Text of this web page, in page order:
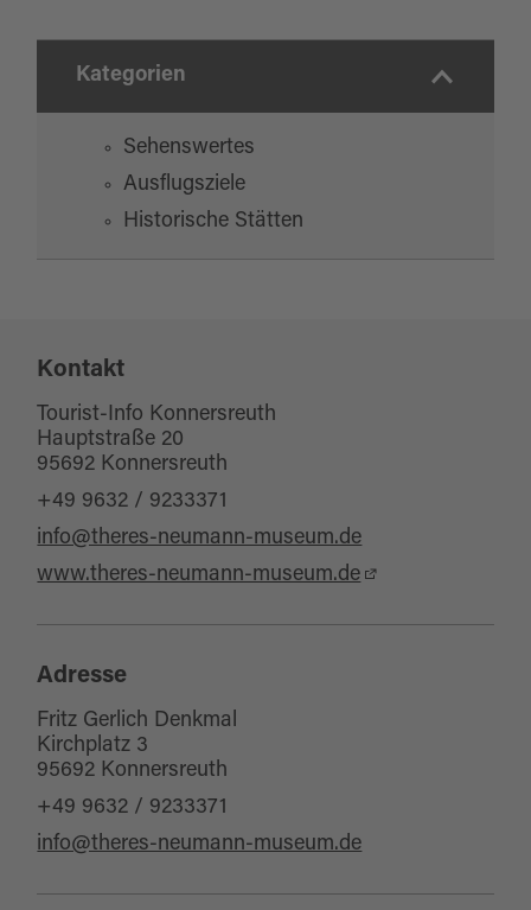
Kategorien
Sehenswertes
Ausflugsziele
Historische Stätten
Kontakt
Tourist-Info Konnersreuth
Hauptstraße 20
95692 Konnersreuth
+49 9632 / 9233371
info@theres-neumann-museum.de
www.theres-neumann-museum.de
Adresse
Fritz Gerlich Denkmal
Kirchplatz 3
95692 Konnersreuth
+49 9632 / 9233371
info@theres-neumann-museum.de